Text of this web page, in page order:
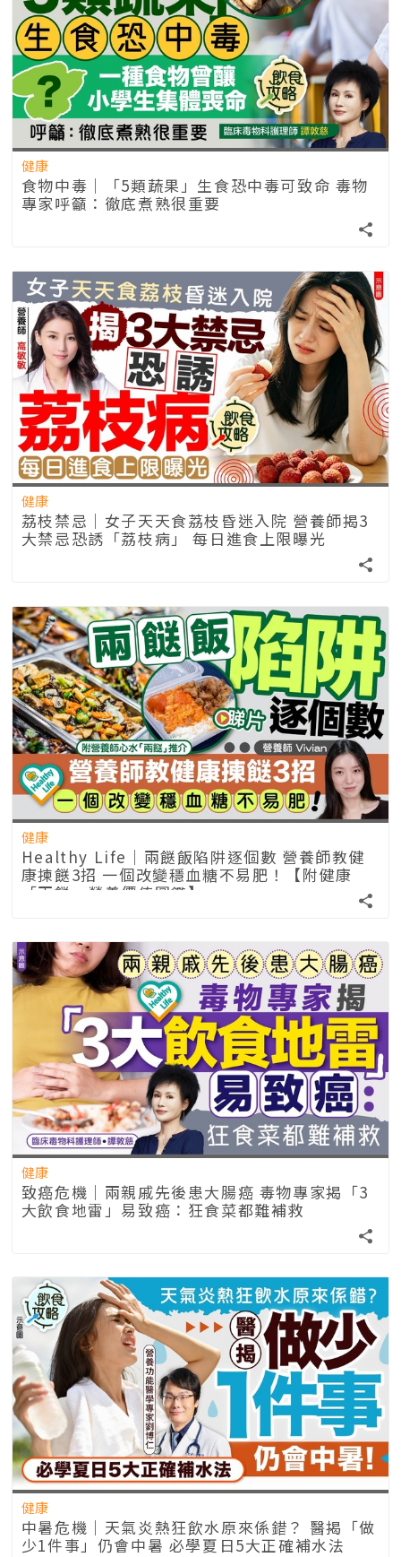
健康
食物中毒｜「5類蔬果」生食恐中毒可致命 毒物
專家呼籲：徹底煮熟很重要
健康
荔枝禁忌｜女子天天食荔枝昏迷入院 營養師 揭3
大禁忌恐誘「荔枝病」 每日進食上限曝光
健康
Healthy Life｜兩餸飯陷阱逐個數 營養師教健
康揀餸3招 一個改變穩血糖不易肥！【附健康
「兩餸」營養價值圖鑑】
健康
致癌危機｜兩親戚先後患大腸癌 毒物專家揭「3
大飲食地雷」易致癌：狂食菜都難補救
健康
中暑危機｜天氣炎熱狂飲水原來係錯？ 醫揭「做
少1件事」仍會中暑 必學夏日5大正確補水法